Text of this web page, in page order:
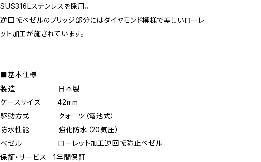
SUS316Lステンレスを採用。
逆回転ベゼルのブリッジ部分にはダイヤモンド模様で美しいローレ
ット加工が施されています。
■基本仕様
製造 日本製
ケースサイズ 42mm
駆動方式 クォーツ（電池式）
防水性能 強化防水（20気圧）
ベゼル ローレット加工逆回転防止ベゼル
保証・サービス 1年間保証